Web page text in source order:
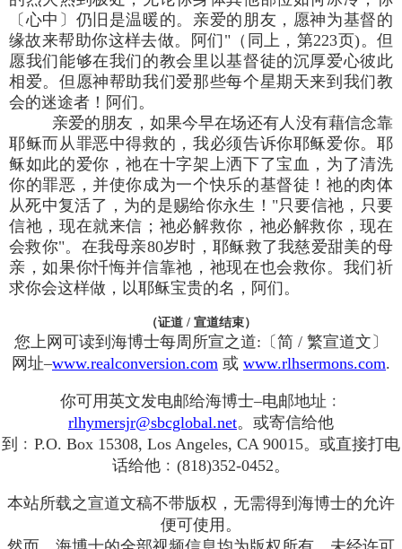
〔心中〕仍旧是温暖的。亲爱的朋友，愿神为基督的
缘故来帮助你这样去做。阿们"（同上，第223页)。但
愿我们能够在我们的教会里以基督徒的沉厚爱心彼此
相爱。但愿神帮助我们爱那些每个星期天来到我们教
会的迷途者！阿们。
亲爱的朋友，如果今早在场还有人没有藉信念靠
耶稣而从罪恶中得救的，我必须告诉你耶稣爱你。耶
稣如此的爱你，祂在十字架上洒下了宝血，为了清洗
你的罪恶，并使你成为一个快乐的基督徒！祂的肉体
从死中复活了，为的是赐给你永生！"只要信祂，只要
信祂，现在就来信；祂必解救你，祂必解救你，现在
会救你"。在我母亲80岁时，耶稣救了我慈爱甜美的母
亲，如果你忏悔并信靠祂，祂现在也会救你。我们祈
求你会这样做，以耶稣宝贵的名，阿们。
（证道 / 宣道结束）
您上网可读到海博士每周所宣之道:〔简 / 繁宣道文〕
网址–www.realconversion.com 或 www.rlhsermons.com.
你可用英文发电邮给海博士–电邮地址﹕
rlhymersjr@sbcglobal.net。或寄信给他
到﹕P.O. Box 15308, Los Angeles, CA 90015。或直接打电
话给他﹕(818)352-0452。
本站所载之宣道文稿不带版权，无需得到海博士的允许
便可使用。